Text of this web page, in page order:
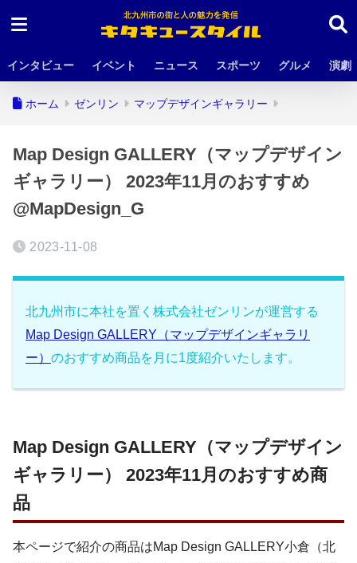
インタビュー イベント ニュース スポーツ グルメ 演劇
ホーム ゼンリン マップデザインギャラリー
Map Design GALLERY（マップデザイン
ギャラリー） 2023年11月のおすすめ
@MapDesign_G
2023-11-08
北九州市に本社を置く株式会社ゼンリンが運営する
Map Design GALLERY（マップデザインギャラリ
ー） のおすすめ商品を月に1度紹介いたします。
Map Design GALLERY（マップデザイン
ギャラリー） 2023年11月のおすすめ商
品
本ページで紹介の商品はMap Design GALLERY小倉（北